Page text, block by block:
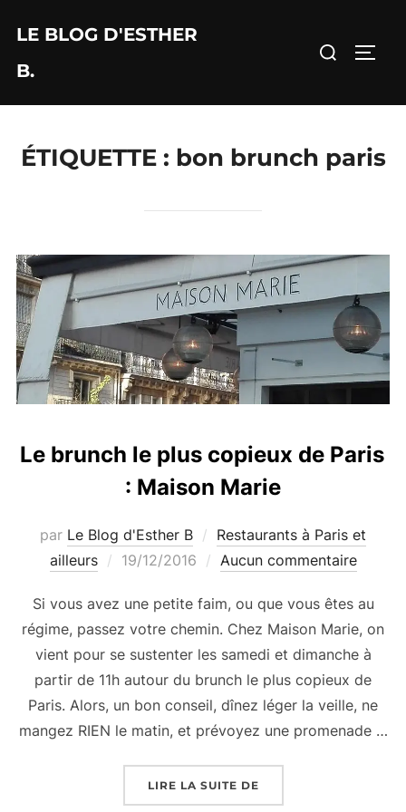
contenu
LE BLOG D'ESTHER
B.
Rechercher :
ÉTIQUETTE : bon brunch paris
Le brunch le plus copieux de Paris
: Maison Marie
par Le Blog d'Esther B
Restaurants à Paris et
ailleurs
Publié
19/12/2016 Aucun commentaire
Si vous avez une petite faim, ou que vous êtes au
régime, passez votre chemin. Chez Maison Marie, on
vient pour se sustenter les samedi et dimanche à
partir de 11h autour du brunch le plus copieux de
Paris. Alors, un bon conseil, dînez léger la veille, ne
mangez RIEN le matin, et prévoyez une promenade …
LIRE LA SUITE DE« LE BRUNCH LE